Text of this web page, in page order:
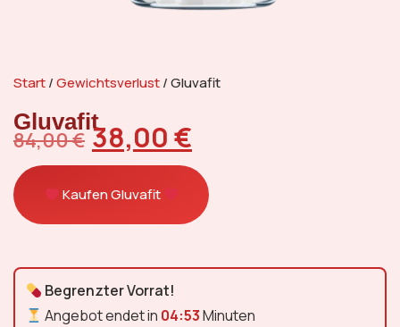
Start/Gewichtsverlust/ Gluvafit
Gluvafit
84,00€ 38,00€
Kaufen Gluvafit
Begrenzter Vorrat!
Angebot endet in 04:52Minuten